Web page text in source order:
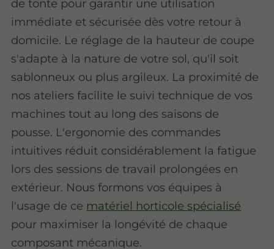
de tonte pour garantir une utilisation
immédiate et sécurisée dès votre retour à
domicile. Le réglage de la hauteur de coupe
s'adapte à la nature de votre sol, qu'il soit
sablonneux ou plus argileux. La proximité de
nos ateliers facilite le suivi technique de vos
machines tout au long des saisons de
pousse. L'ergonomie des commandes
intuitives réduit considérablement la fatigue
lors des sessions de travail prolongées en
extérieur. Nous formons vos équipes à
l'usage de ce matériel horticole spécialisé
pour maximiser la longévité de chaque
composant mécanique.